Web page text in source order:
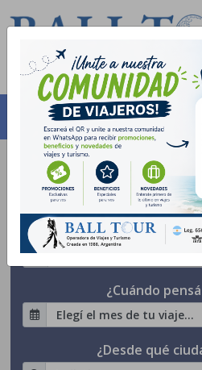
Buscar paquetes
¿Dónde
¿Cuándo
¿Desde qué